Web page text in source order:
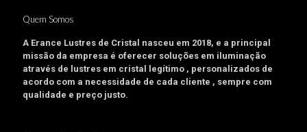
Quem Somos
A Erance Lustres de Cristal nasceu em 2018, e a principal
missão da empresa é oferecer soluções em iluminação
através de lustres em cristal legítimo , personalizados de
acordo com a necessidade de cada cliente , sempre com
qualidade e preço justo.